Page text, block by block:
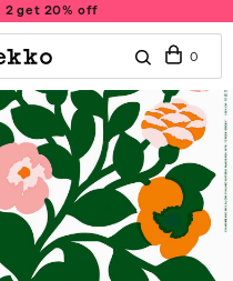
2 get 20% off
0